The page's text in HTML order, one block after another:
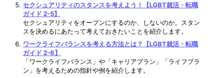
セクシュアリティのスタンスを考えよう！【LGBT就活・転職
ガイド 2-5】
セクシュアリティをオープンにするのか、しないのか。スタン
スを決めるにあたって考えておきたいことを紹介します。
ワークライフバランスを考える方法とは？【LGBT就活・転職
ガイド 2-6】
「ワークライフバランス」や「キャリアプラン」「ライフプラ
ン」を考えるための指針や例を紹介します。